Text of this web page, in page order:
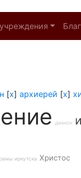
[x] архиерей [x]
диакон
иркутска Христос